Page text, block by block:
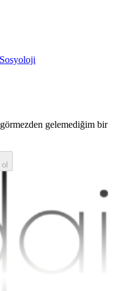
Sosyoloji
gelemediğim bir